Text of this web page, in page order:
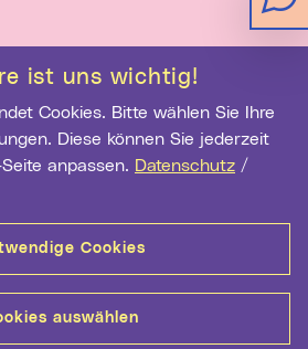
ist uns wichtig!
Diese können Sie jederzeit
anpassen. Datenschutz /
Cookies
auswählen